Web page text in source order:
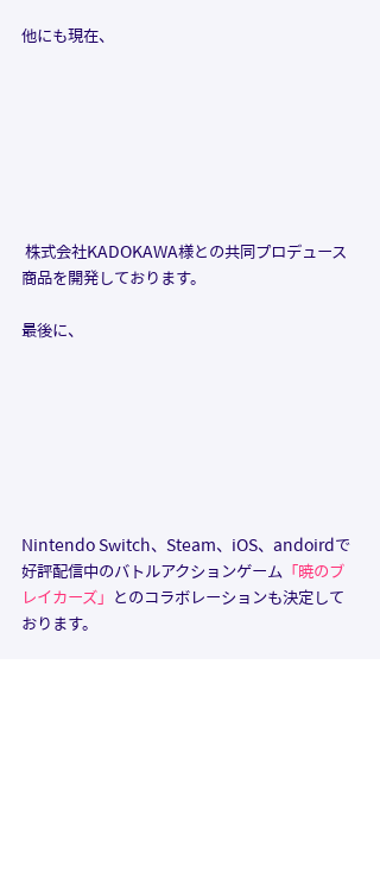
他にも現在、
商品を開発しております。
最後に、
Nintendo Switch、Steam、iOS、andoirdで
好評配信中のバトルアクションゲーム 「暁のブ
レイカーズ」
とのコラボレーションも決定して
おります。